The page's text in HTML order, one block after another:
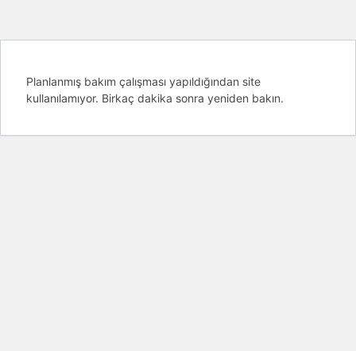
Planlanmış bakım çalışması yapıldığından site
kullanılamıyor. Birkaç dakika sonra yeniden bakın.